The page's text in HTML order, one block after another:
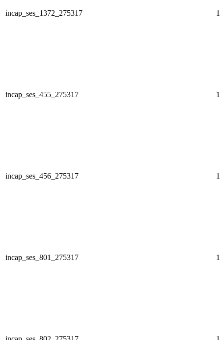
incap_ses_1372_275317
incap_ses_455_275317
incap_ses_456_275317
incap_ses_801_275317